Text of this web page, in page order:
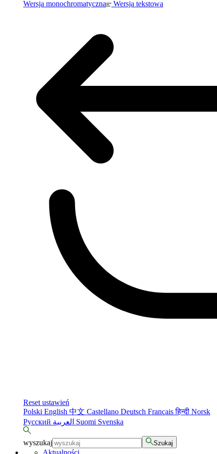
Wersja monochromatyczna Wersja tekstowa
Reset ustawień
Polski English 中文 Castellano Deutsch Françaisहिन्दी Norsk
Русский
Suomi Svenska
wyszukaj Szukaj
Aktualności